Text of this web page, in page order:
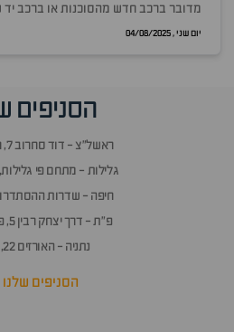
מדובר ברכב חדש מהסוכנות או ברכב יד
יום שני , 04/08/2025
הסניפים
ראשל״צ - דוד סחרוב 7, ראשון לציון
גלילות - מתחם פי
חיפה - שדרות ההסתדרות 52,
פ״ת - דרך יצחק רבין 5, פתח תקווה
נתניה - האורזים 22, נתניה
הסניפים